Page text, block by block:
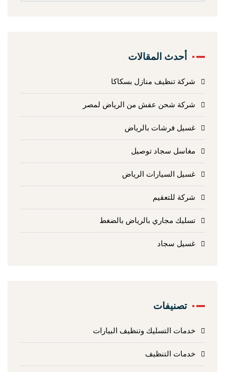
أحدث المقالات
شركة تنظيف منازل بسكاكا
شركة شحن عفش من الرياض لمصر
غسيل فرشات بالرياض
مغاسل سجاد توصيل
غسيل السيارات الرياض
شركة للتعقيم
تسليك مجاري بالرياض بالضغط
غسيل سجاد
تصنيفات
خدمات التسليك وتنظيف البيارات
خدمات التنظيف